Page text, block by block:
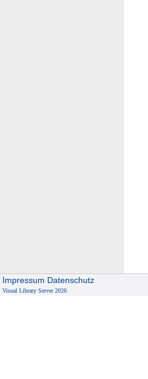
Impressum Datenschutz
Visual Library Server 2026